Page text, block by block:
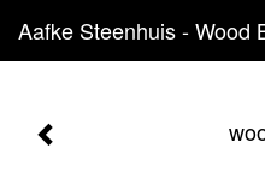
Aafke Steenhuis - Wood